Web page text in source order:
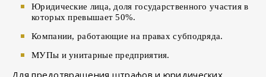
Юридические лица, доля государственного участия в
которых превышает 50%.
Компании, работающие на правах субподряда.
МУПы и унитарные предприятия.
Для предотвращения штрафов и юридических